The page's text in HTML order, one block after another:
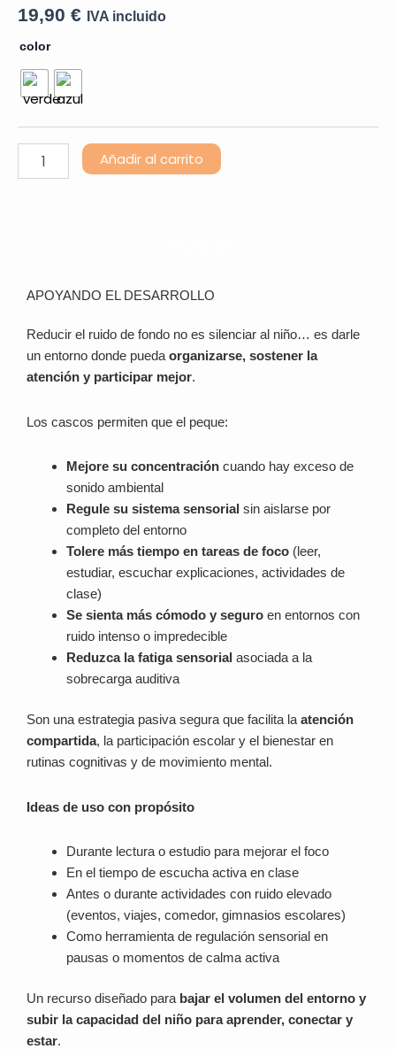
19,90 € IVA incluido
color
Cascos
Sonido
cantidad
Añadir al carrito
APOYANDO EL DESARROLLO
Reducir el ruido de fondo no es silenciar al niño… es darle
un entorno donde pueda organizarse, sostener la
atención y participar mejor.
Los cascos permiten que el peque:
Mejore su concentración cuando hay exceso de
sonido ambiental
Regule su sistema sensorial sin aislarse por
completo del entorno
Tolere más tiempo en tareas de foco (leer,
estudiar, escuchar explicaciones, actividades de
clase)
Se sienta más cómodo y seguro en entornos con
ruido intenso o impredecible
Reduzca la fatiga sensorial asociada a la
sobrecarga auditiva
Son una estrategia pasiva segura que facilita la atención
compartida, la participación escolar y el bienestar en
rutinas cognitivas y de movimiento mental.
Ideas de uso con propósito
Durante lectura o estudio para mejorar el foco
En el tiempo de escucha activa en clase
Antes o durante actividades con ruido elevado
(eventos, viajes, comedor, gimnasios escolares)
Como herramienta de regulación sensorial en
pausas o momentos de calma activa
Un recurso diseñado para bajar el volumen del entorno y
subir la capacidad del niño para aprender, conectar y
estar.